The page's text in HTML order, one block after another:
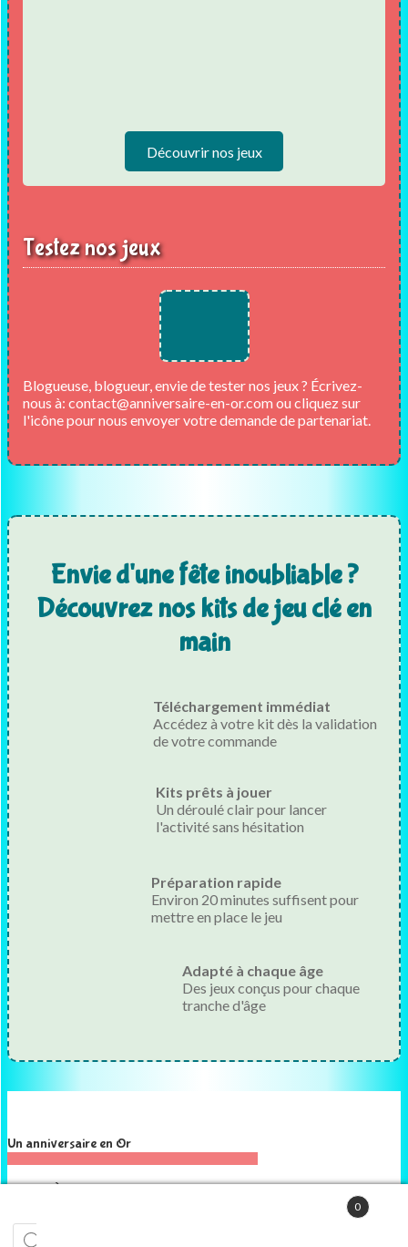
Découvrir nos jeux
Testez nos jeux
Blogueuse, blogueur, envie de tester nos jeux ? Écrivez-
nous à: contact@anniversaire-en-or.com ou cliquez sur
l'icône pour nous envoyer votre demande de partenariat.
Envie d'une fête inoubliable ?
Découvrez nos kits de jeu clé en
main
Téléchargement immédiat
Accédez à votre kit dès la validation
de votre commande
Kits prêts à jouer
Un déroulé clair pour lancer
l'activité sans hésitation
Préparation rapide
Environ 20 minutes suffisent pour
mettre en place le jeu
Adapté à chaque âge
Des jeux conçus pour chaque
tranche d'âge
Un anniversaire en Or
À propos
Recherche
de
0